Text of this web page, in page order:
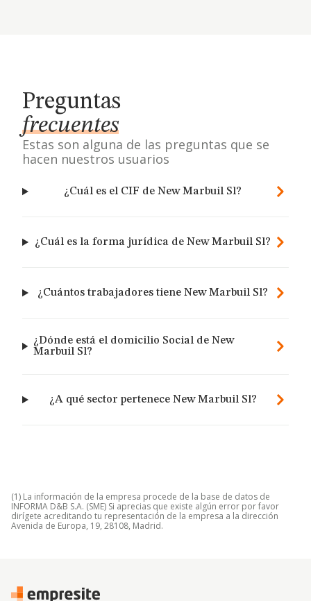
Preguntas
frecuentes
Estas son alguna de las preguntas que se
hacen nuestros usuarios
¿Cuál es el CIF de New Marbuil Sl?
¿Cuál es la forma jurídica de New Marbuil Sl?
¿Cuántos trabajadores tiene New Marbuil Sl?
¿Dónde está el domicilio Social de New
Marbuil Sl?
¿A qué sector pertenece New Marbuil Sl?
(1) La información de la empresa procede de la base de datos de
INFORMA D&B S.A. (SME) Si aprecias que existe algún error por favor
dirígete acreditando tu representación de la empresa a la dirección
Avenida de Europa, 19, 28108, Madrid.